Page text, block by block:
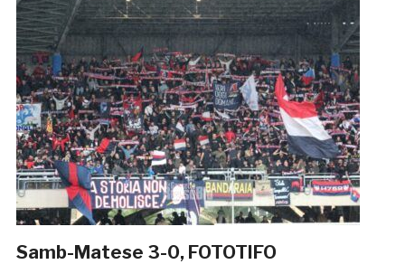
Samb-Matese 3-0, FOTOTIFO